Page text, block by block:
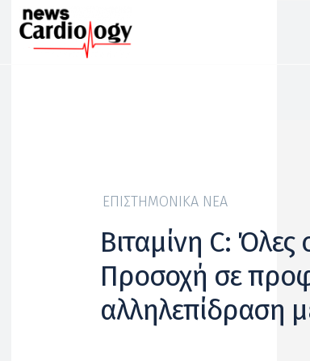
ΕΠΙΣΤΗΜΟΝΙΚΆ ΝΈΑ
Βιταμίνη C: Όλες
Προσοχή σε
αλληλεπίδραση